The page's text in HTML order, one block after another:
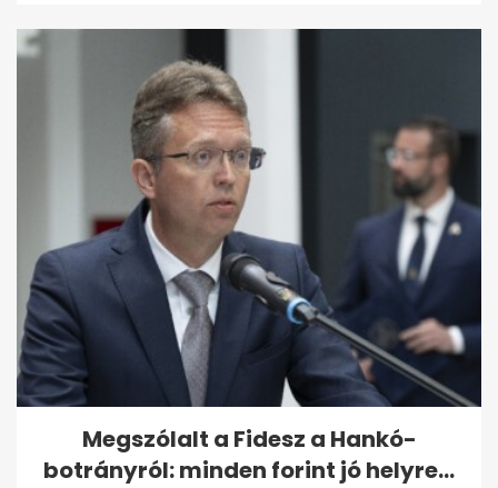
Megszólalt a Fidesz a Hankó-
botrányról: minden forint jó helyre...